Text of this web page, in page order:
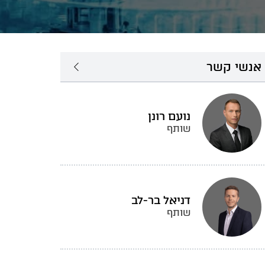
אנשי קשר
נועם רונן
שותף
דניאל בר-לב
שותף